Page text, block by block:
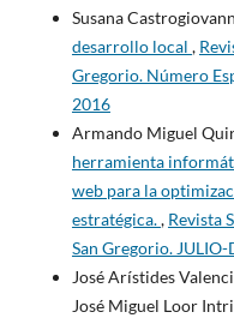
Susana
desarrollo local ,
Gregorio. Número
2016
Armando Miguel
herramienta
web para la
estratégica., Revista
San Gregorio.
José Arístides
José Miguel Loor